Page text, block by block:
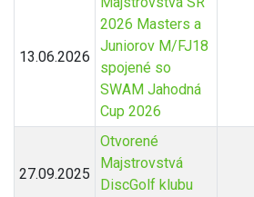
13.06.2026
2026 Masters a
Juniorov M/FJ18
spojené so
SWAM Jahodná
Cup 2026
27.09.2025
Otvorené
Majstrovstvá
DiscGolf klubu